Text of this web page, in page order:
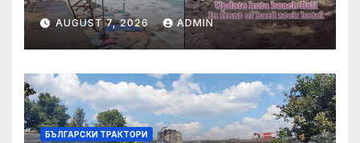
AUGUST 7, 2026 ADMIN
БЪЛГАРСКИ ТРАКТОРИ